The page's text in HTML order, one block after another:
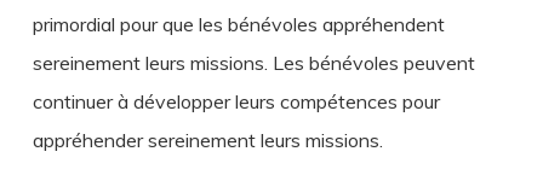
primordial pour que les bénévoles appréhendent
sereinement leurs missions. Les bénévoles peuvent
continuer à développer leurs compétences pour
appréhender sereinement leurs missions.